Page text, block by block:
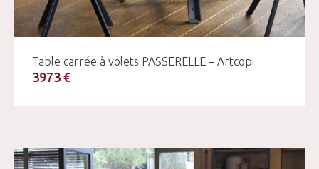
Table carrée à volets PASSERELLE – Artcopi
3973 €